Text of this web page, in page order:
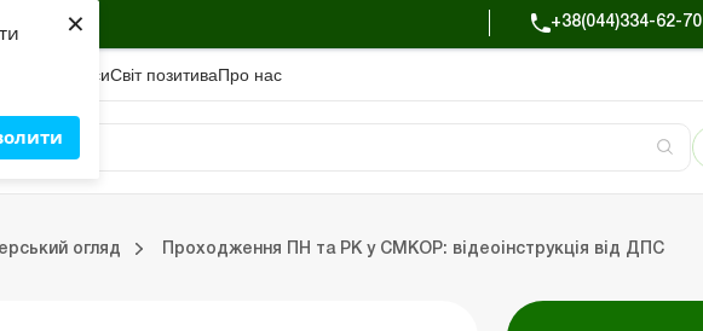
× +38(044)334-62-70
СервісиСвiт позитиваПро нас
огляд Проходження ПН та РК у СМКОР: відеоінструкція від ДПС